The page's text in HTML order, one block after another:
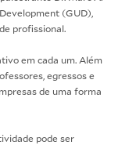
(GUD),
profissional.
em cada um. Além
egressos e
de uma forma
pode ser